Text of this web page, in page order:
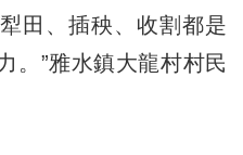
田、插秧、收割都是
。”雅水鎮大龍村村民